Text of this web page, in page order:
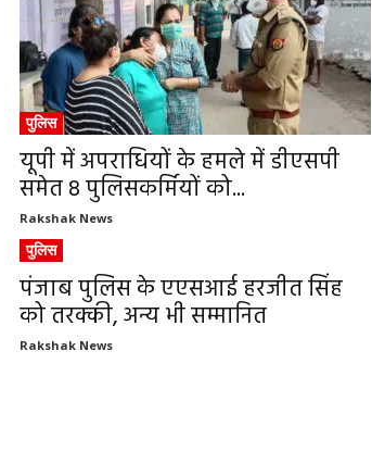
पुलिस
यूपी में अपराधियों के हमले में डीएसपी
समेत 8 पुलिसकर्मियों को...
Rakshak News
पुलिस
पंजाब पुलिस के एएसआई हरजीत सिंह
को तरक्की, अन्य भी सम्मानित
Rakshak News